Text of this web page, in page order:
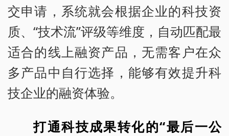
交申请，系统就会根据企业的科技资
质、“技术流”评级等维度，自动匹配最
适合的线上融资产品，无需客户在众
多产品中自行选择，能够有效提升科
技企业的融资体验。
打通科技成果转化的“最后一公